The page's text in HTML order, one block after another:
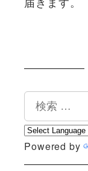
索
Powered by